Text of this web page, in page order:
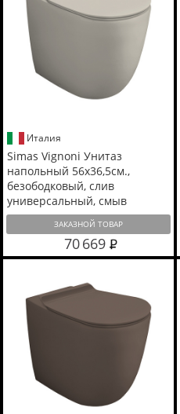
Италия
Simas Vignoni Унитаз
напольный 56х36,5см.,
безободковый, слив
универсальный, смыв
TORNADO (green vertigo),
цвет: sabbia matt
ЗАКАЗНОЙ ТОВАР
70 669